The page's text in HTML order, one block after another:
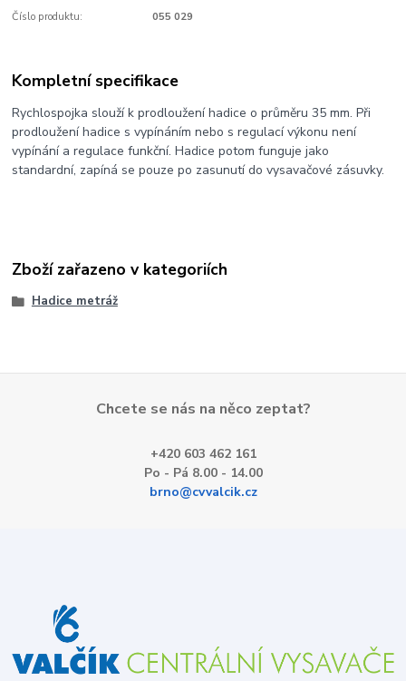
Číslo produktu: 055 029
Kompletní specifikace
Rychlospojka slouží k prodloužení hadice o průměru 35 mm. Při
prodloužení hadice s vypínáním nebo s regulací výkonu není
vypínání a regulace funkční. Hadice potom funguje jako
standardní, zapíná se pouze po zasunutí do vysavačové zásuvky.
Zboží zařazeno v kategoriích
Hadice metráž
Chcete se nás na něco zeptat?
+420 603 462 161
Po - Pá 8.00 - 14.00
brno@cvvalcik.cz